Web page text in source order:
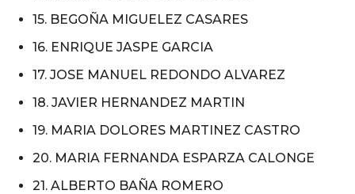
15. BEGOÑA MIGUELEZ CASARES
16. ENRIQUE JASPE GARCIA
17. JOSE MANUEL REDONDO ALVAREZ
18. JAVIER HERNANDEZ MARTIN
19. MARIA DOLORES MARTINEZ CASTRO
20. MARIA FERNANDA ESPARZA CALONGE
21. ALBERTO BAÑA ROMERO